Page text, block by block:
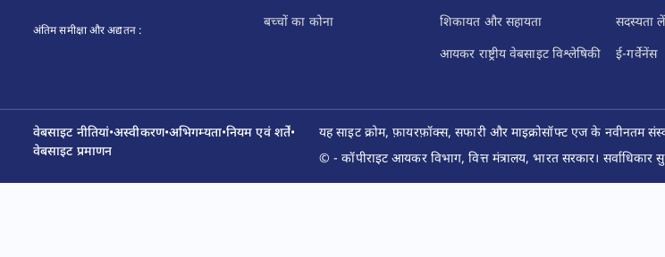
अंतिम समीक्षा और अद्यतन :
बच्चों का कोना
शिकायत और सहायता
आयकर राष्ट्रीय वेबसाइट विश्लेषिकी
सदस्यता
ई-गर्वेनेंस
वेबसाइट नीतियां•अस्वीकरण•अभिगम्यता•नियम एवं शर्तें•
वेबसाइट प्रमाणन
यह साइट क्रोम, फ़ायरफ़ॉक्स, सफारी और माइक्रोसॉफ्ट एज के
© - कॉपीराइट आयकर विभाग, वित्त मंत्रालय, भारत सरकार। सर्वाधिकार